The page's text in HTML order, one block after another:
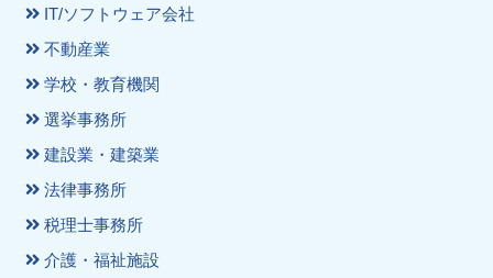
IT/ソフトウェア会社
不動産業
学校・教育機関
選挙事務所
建設業・建築業
法律事務所
税理士事務所
介護・福祉施設